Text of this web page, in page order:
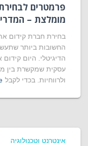
פרמטרים
מומלצת –
החשובות ביותר
הדיגיטלי. היום
עסקית שמקשרת בין
ולרווחיות. בכדי לקבל
אינטרנט וטכנולוגיה